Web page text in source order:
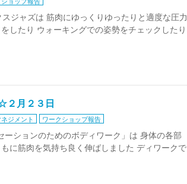
ジャズは 筋肉にゆっくりゆったりと適度な圧力
したり ウォーキングでの姿勢をチェックしたり
２月２３日
ジメント ワークショップ報告
ションのためのボディワーク」は 身体の各部
に筋肉を気持ち良く伸ばしました ディワークで